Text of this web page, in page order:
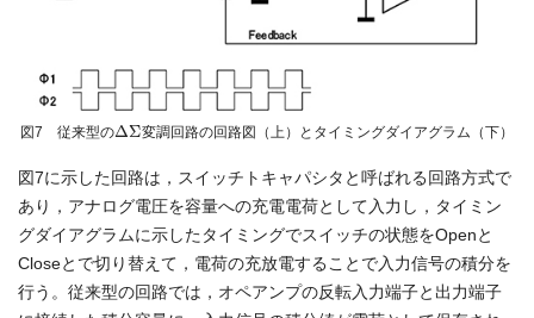
図7 従来型の Δ Σ変調回路の回路図（上）とタイミングダイアグラム（下）
図7に示した回路は，スイッチトキャパシタと呼ばれる回路方式で
あり，アナログ電圧を容量への充電電荷として入力し，タイミン
グダイアグラムに示したタイミングでスイッチの状態をOpenと
Closeとで切り替えて，電荷の充放電することで入力信号の積分を
行う。従来型の回路では，オペアンプの反転入力端子と出力端子